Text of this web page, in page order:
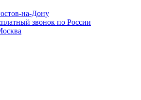
на-Дону
звонок по России